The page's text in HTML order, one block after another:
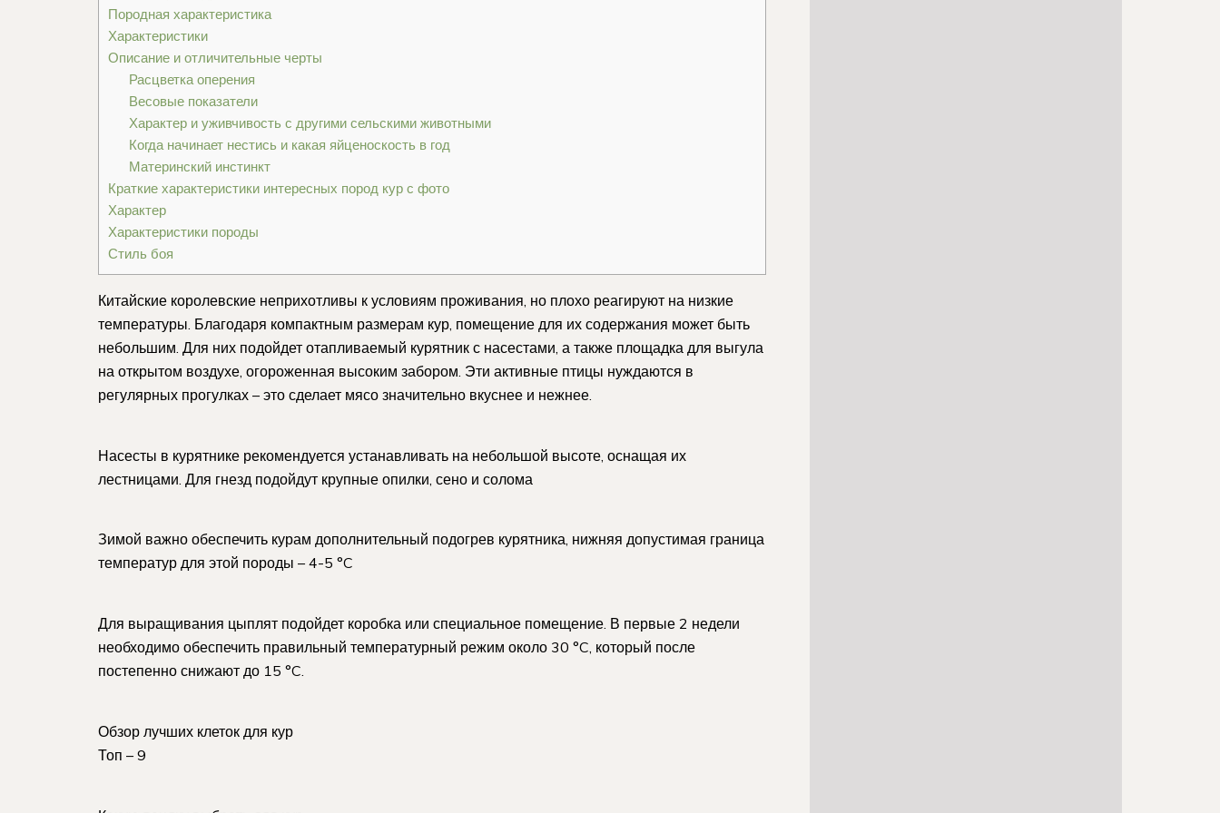
Породная характеристика
Характеристики
Описание и отличительные черты
Расцветка оперения
Весовые показатели
Характер и уживчивость с другими сельскими животными
Когда начинает нестись и какая яйценоскость в год
Материнский инстинкт
Краткие характеристики интересных пород кур с фото
Характер
Характеристики породы
Стиль боя
Китайские королевские неприхотливы к условиям проживания, но плохо реагируют на низкие
температуры. Благодаря компактным размерам кур, помещение для их содержания может быть
небольшим. Для них подойдет отапливаемый курятник с насестами, а также площадка для выгула
на открытом воздухе, огороженная высоким забором. Эти активные птицы нуждаются в
регулярных прогулках – это сделает мясо значительно вкуснее и нежнее.
Насесты в курятнике рекомендуется устанавливать на небольшой высоте, оснащая их
лестницами. Для гнезд подойдут крупные опилки, сено и солома
Зимой важно обеспечить курам дополнительный подогрев курятника, нижняя допустимая граница
температур для этой породы – 4-5 °C
Для выращивания цыплят подойдет коробка или специальное помещение. В первые 2 недели
необходимо обеспечить правильный температурный режим около 30 °C, который после
постепенно снижают до 15 °C.
Обзор лучших клеток для кур
Топ – 9